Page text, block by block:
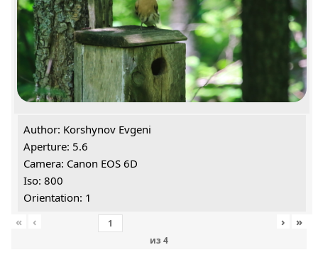
Author: Korshynov Evgeni
Aperture: 5.6
Camera: Canon EOS 6D
Iso: 800
Orientation: 1
«
‹
из 4
› »